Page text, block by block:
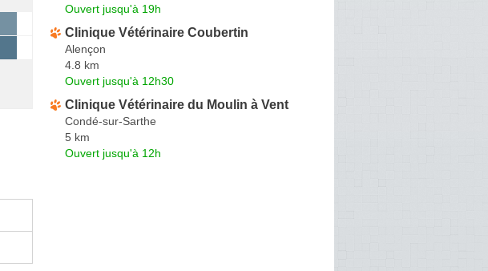
Ouvert jusqu'à 19h
Clinique Vétérinaire Coubertin
Alençon
4.8 km
Ouvert jusqu'à 12h30
Clinique Vétérinaire du Moulin à Vent
Condé-sur-Sarthe
5 km
Ouvert jusqu'à 12h